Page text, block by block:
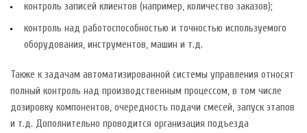
контроль записей клиентов (например, количество заказов);
контроль над работоспособностью и точностью используемого
оборудования, инструментов, машин и т.д.
Также к задачам автоматизированной системы управления относят
полный контроль над производственным процессом, в том числе
дозировку компонентов, очередность подачи смесей, запуск этапов
и т.д. Дополнительно проводится организация подъезда